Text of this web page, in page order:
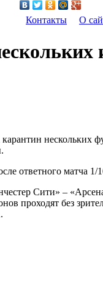
Контакты О
нескольких
ответного матча
Сити» –
проходят без